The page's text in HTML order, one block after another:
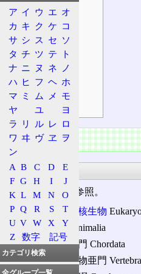
血液型
性染色体
脳
腎臓
構造
情報
分類
詳細は哺乳綱を参照。
ドメイン : 真核生物
界:動物界
Animalia
門: 脊索動物門 Chordata
亜門: 脊椎動物亜門
ア イ ウ エ オ
カ キ ク ケ コ
サ シ ス セ ソ
タ チ ツ テ
ト
ナ ニ ヌ ネ
ノ
ハ ヒ フ ヘ ホ
マ ミ ム メ
モ
ヤ
ユ
ヨ
ラ
リ ル レ ロ
ワ ヰ ヴ ヱ
ヲ
ン
A B C D
E
F G H I
J
K L M N
O
P Q R S
T
U V W X
Y
Z
数字 記号
カテゴリ検索